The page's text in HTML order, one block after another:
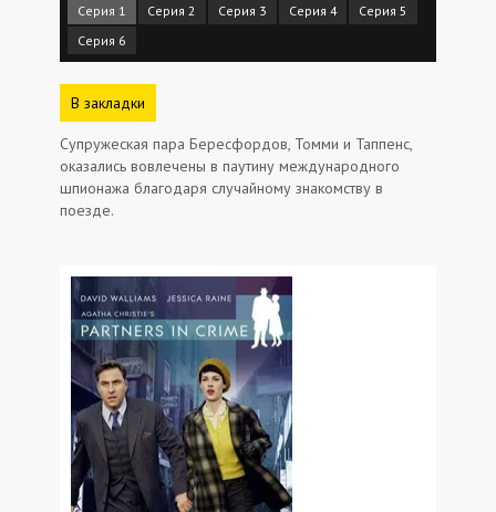
Серия 1 Серия 2 Серия 3 Серия 4
Серия 5
Серия 6
В закладки
Супружеская пара Бересфордов, Томми и Таппенс,
оказались вовлечены в паутину международного
шпионажа благодаря случайному знакомству в
поезде.